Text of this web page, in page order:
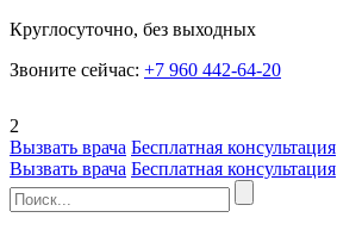
Круглосуточно, без выходных
Звоните сейчас: +7 960 442-64-20
2
Вызвать врача Бесплатная консультация
Вызвать врача Бесплатная консультация